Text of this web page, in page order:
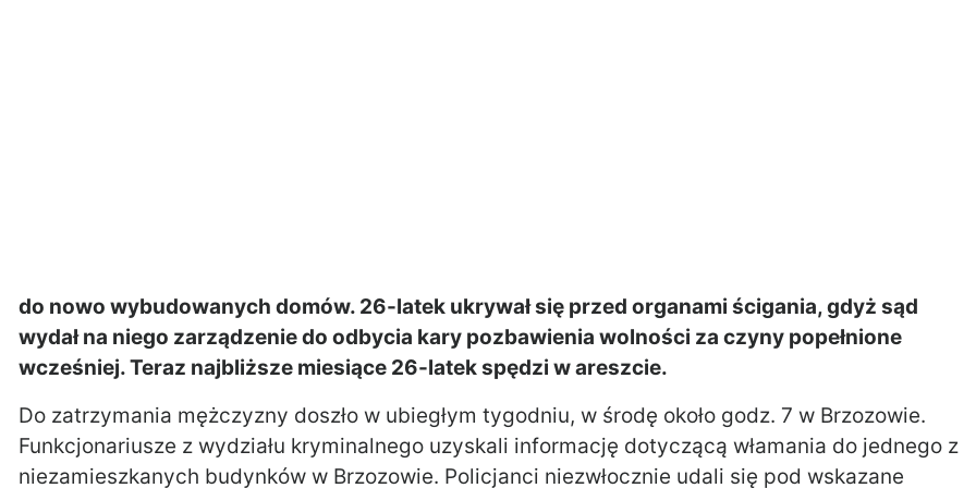
do nowo wybudowanych domów. 26-latek ukrywał się przed organami ścigania, gdyż sąd
wydał na niego zarządzenie do odbycia kary pozbawienia wolności za czyny popełnione
wcześniej. Teraz najbliższe miesiące 26-latek spędzi w areszcie.
Do zatrzymania mężczyzny doszło w ubiegłym tygodniu, w środę około godz. 7 w Brzozowie.
Funkcjonariusze z wydziału kryminalnego uzyskali informację dotyczącą włamania do jednego z
niezamieszkanych budynków w Brzozowie. Policjanci niezwłocznie udali się pod wskazane